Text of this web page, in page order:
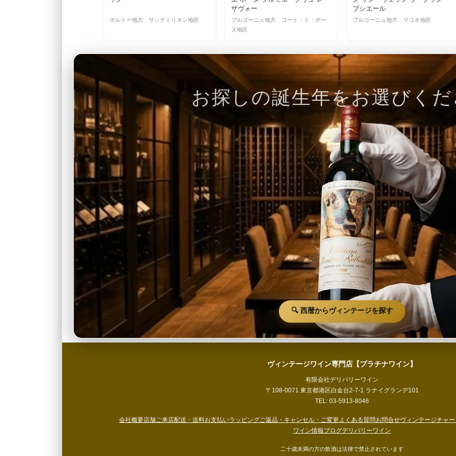
ボルドー地方 サンテミリオン地区
ザヴォー
ブルゴーニュ地方 コート・ド・ボー
ヌ地区
ブシエール
ブルゴーニュ地方 マコネ地区
お探しの誕生年をお選びく
🔍 西暦からヴィンテージを探す
ヴィンテージワイン専門店【プラチナワイン】
有限会社デリバリーワイン
〒108-0071 東京都港区白金台2-7-1 ラナイグランデ101
TEL: 03-5913-8046
会社概要店舗ご来店配送・送料お支払いラッピングご返品・キャンセル・ご変更よくある質問お問合せヴィンテージチャ
ワイン情報ブログデリバリーワイン
二十歳未満の方の飲酒は法律で禁止されています